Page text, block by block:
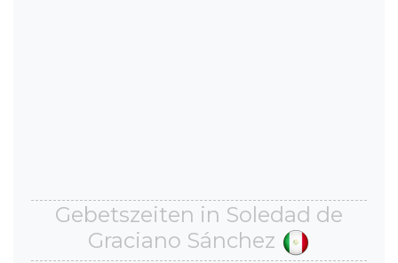
Gebetszeiten in Soledad de
Graciano Sánchez